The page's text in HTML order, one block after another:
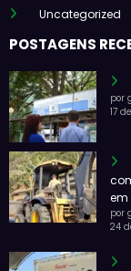
Uncategorized
POSTAGENS
por
17
em
por
24